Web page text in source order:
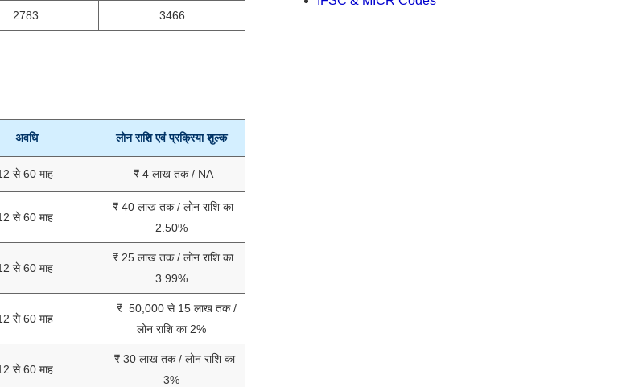
2783 3466
अवधि लोन राशि एवं प्रक्रिया शुल्क
से 60 माह ₹ 4 लाख तक / NA
से 60 माह
₹ 40 लाख तक / लोन राशि का
2.50%
से 60 माह
₹ 25 लाख तक / लोन राशि का
3.99%
से 60 माह
₹ 50,000 से 15 लाख तक /
लोन राशि का 2%
से 60 माह
₹ 30 लाख तक / लोन राशि का
3%